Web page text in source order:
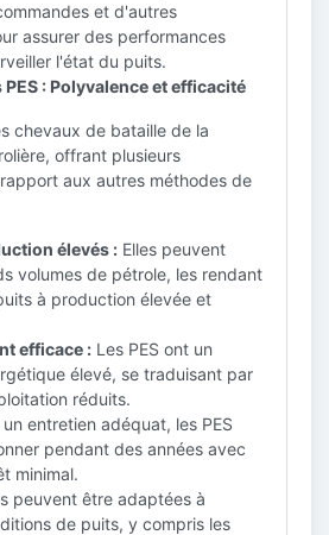
et d'autres
assurer des performances
l'état du puits.
: Polyvalence et efficacité
chevaux de bataille de la
offrant plusieurs
aux autres méthodes de
élevés : Elles peuvent
volumes de pétrole, les rendant
à production élevée et
efficace : Les PES ont un
élevé, se traduisant par
réduits.
entretien adéquat, les PES
pendant des années avec
minimal.
peuvent être adaptées à
de puits, y compris les